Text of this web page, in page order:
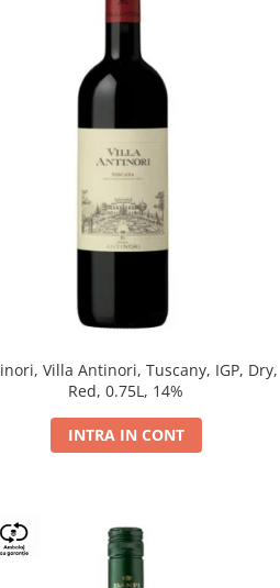
Villa Antinori, Tuscany, IGP, Dry,
Red, 0.75L, 14%
INTRA IN CONT